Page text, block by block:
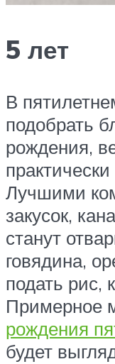
5 лет
В
подобрать
рождения,
Лучшими
закусок,
станут
говядина,
подать рис,
Примерное
рождения
будет